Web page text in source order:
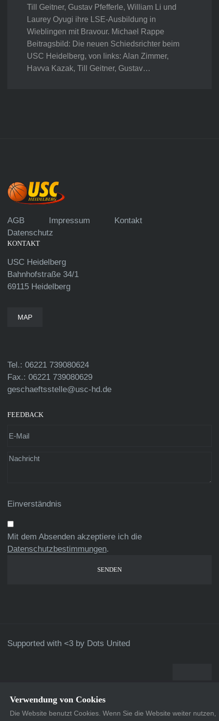
Till Geitner, Gustav Pfefferle, William Li und
Laurey Oyugi ihre LSE-Ausbildung in
Wieblingen mit Bravour. Michael Rappe
Beitragsbild: Die neuen Schiedsrichter beim
USC Heidelberg, von links: Alan Zimmer,
Havva Kazak, Till Geitner, Gustav…
AGB Impressum
Kontakt
Datenschutz
KONTAKT
USC Heidelberg
Bahnhofstraße 34/1
69115 Heidelberg
MAP
Tel.: 06221 739080624
Fax.: 06221 739080629
geschaeftsstelle@usc-hd.de
FEEDBACK
Einverständnis
Mit dem Absenden akzeptiere ich die
Datenschutzbestimmungen.
Supported with <3 by Dots United
Verwendung von Cookies
Die Website benutzt Cookies. Wenn Sie die Website weiter nutzen,